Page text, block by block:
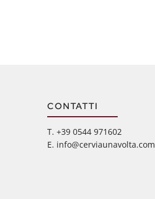
CONTATTI
‭T. +39 0544 971602
E. info@cerviaunavolta.com